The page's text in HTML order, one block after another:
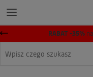
RABAT -35% na